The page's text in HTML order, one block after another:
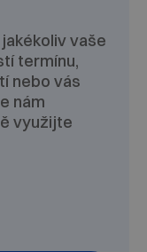
vaše
termínu,
nebo vás
nám
využijte